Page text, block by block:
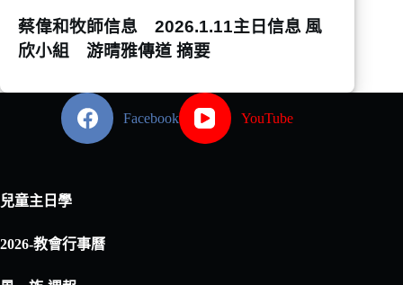
蔡偉和牧師信息 2026.1.11主日信息 風
欣小組 游晴雅傳道 摘要
Facebook YouTube
兒童主日學
2026-教會行事曆